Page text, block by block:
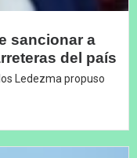
sancionar a
del país
Ledezma propuso